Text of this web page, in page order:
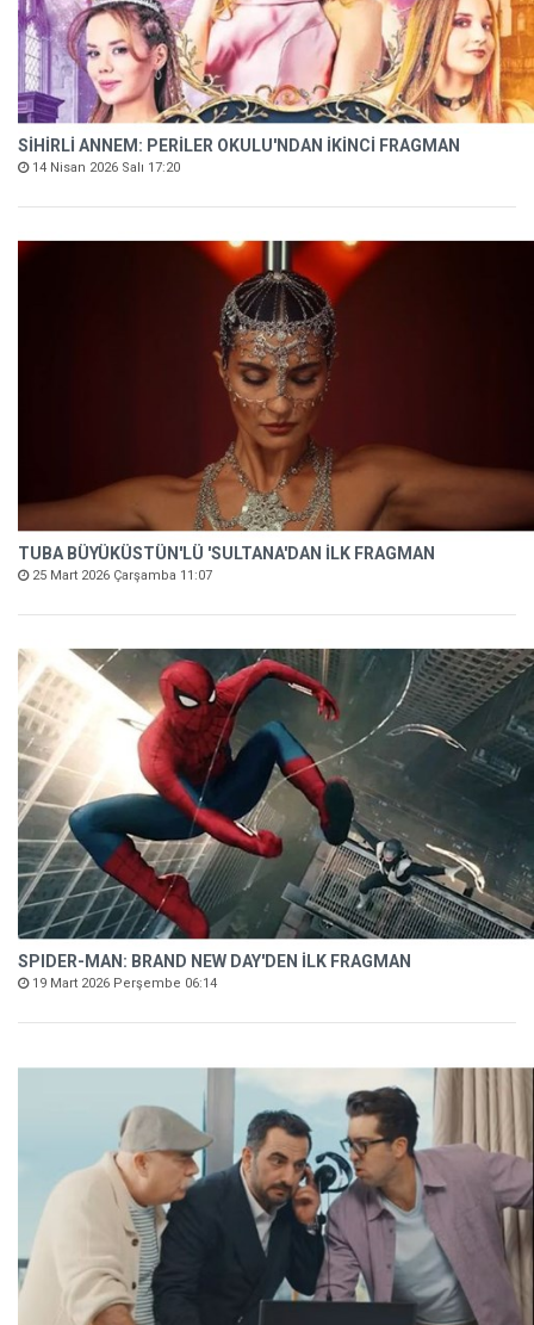
SİHİRLİ ANNEM: PERİLER OKULU'NDAN İKİNCİ FRAGMAN
14 Nisan 2026 Salı 17:20
TUBA BÜYÜKÜSTÜN'LÜ 'SULTANA'DAN İLK FRAGMAN
25 Mart 2026 Çarşamba 11:07
SPIDER-MAN: BRAND NEW DAY'DEN İLK FRAGMAN
19 Mart 2026 Perşembe 06:14